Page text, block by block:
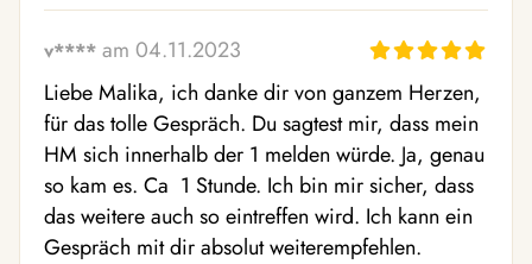
v**** am 04.11.2023
Liebe Malika, ich danke dir von ganzem Herzen,
für das tolle Gespräch. Du sagtest mir, dass mein
HM sich innerhalb der 1 melden würde. Ja, genau
so kam es. Ca  1 Stunde. Ich bin mir sicher, dass
das weitere auch so eintreffen wird. Ich kann ein
Gespräch mit dir absolut weiterempfehlen.